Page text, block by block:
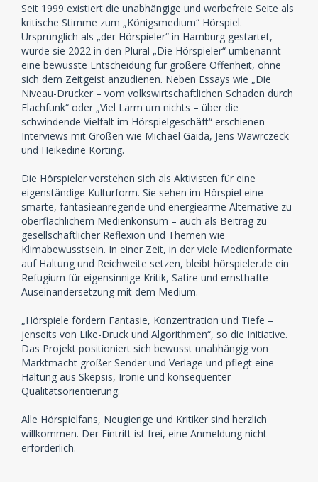
Seit 1999 existiert die unabhängige und werbefreie Seite als
kritische Stimme zum „Königsmedium“ Hörspiel.
Ursprünglich als „der Hörspieler“ in Hamburg gestartet,
wurde sie 2022 in den Plural „Die Hörspieler“ umbenannt –
eine bewusste Entscheidung für größere Offenheit, ohne
sich dem Zeitgeist anzudienen. Neben Essays wie „Die
Niveau-Drücker – vom volkswirtschaftlichen Schaden durch
Flachfunk“ oder „Viel Lärm um nichts – über die
schwindende Vielfalt im Hörspielgeschäft“ erschienen
Interviews mit Größen wie Michael Gaida, Jens Wawrczeck
und Heikedine Körting.
Die Hörspieler verstehen sich als Aktivisten für eine
eigenständige Kulturform. Sie sehen im Hörspiel eine
smarte, fantasieanregende und energiearme Alternative zu
oberflächlichem Medienkonsum – auch als Beitrag zu
gesellschaftlicher Reflexion und Themen wie
Klimabewusstsein. In einer Zeit, in der viele Medienformate
auf Haltung und Reichweite setzen, bleibt hörspieler.de ein
Refugium für eigensinnige Kritik, Satire und ernsthafte
Auseinandersetzung mit dem Medium.
„Hörspiele fördern Fantasie, Konzentration und Tiefe –
jenseits von Like-Druck und Algorithmen“, so die Initiative.
Das Projekt positioniert sich bewusst unabhängig von
Marktmacht großer Sender und Verlage und pflegt eine
Haltung aus Skepsis, Ironie und konsequenter
Qualitätsorientierung.
Alle Hörspielfans, Neugierige und Kritiker sind herzlich
willkommen. Der Eintritt ist frei, eine Anmeldung nicht
erforderlich.